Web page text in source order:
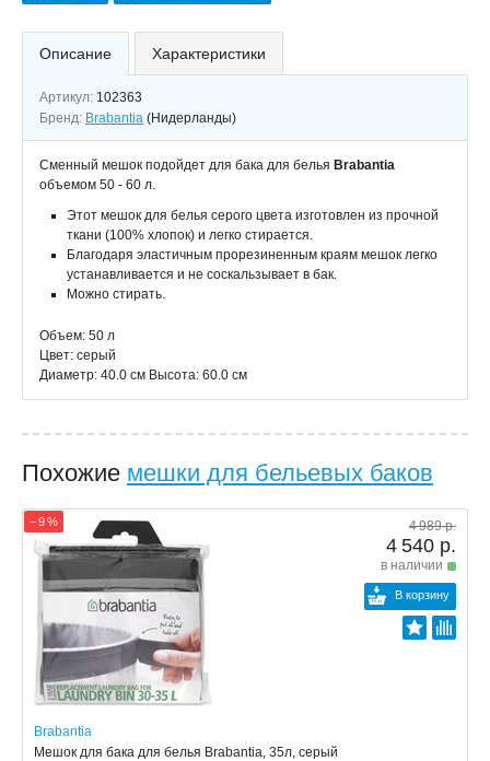
Описание Характеристики
Артикул: 102363
Бренд: Brabantia (Нидерланды)
Сменный мешок подойдет для бака для белья Brabantia
объемом 50 - 60 л.
Этот мешок для белья серого цвета изготовлен из прочной
ткани (100% хлопок) и легко стирается.
Благодаря эластичным прорезиненным краям мешок легко
устанавливается и не соскальзывает в бак.
Можно стирать.
Объем: 50 л
Цвет: серый
Диаметр: 40.0 см Высота: 60.0 см
Похожие мешки для бельевых баков
− 9 % 4 989 р.
4 540 р.
в наличии
В корзину
Brabantia
Мешок для бака для белья Brabantia, 35л, серый